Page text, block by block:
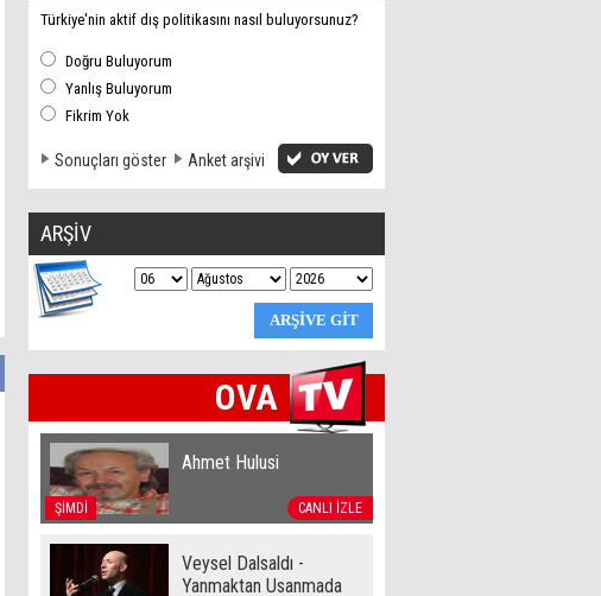
Türkiye'nin aktif dış politikasını nasıl buluyorsunuz?
Doğru Buluyorum
Yanlış Buluyorum
Fikrim Yok
Sonuçları göster Anket arşivi
ARŞİV
OVA
ŞİMDİ CANLI İZLE
Ahmet Hulusi
Veysel Dalsaldı -
Yanmaktan Usanmada